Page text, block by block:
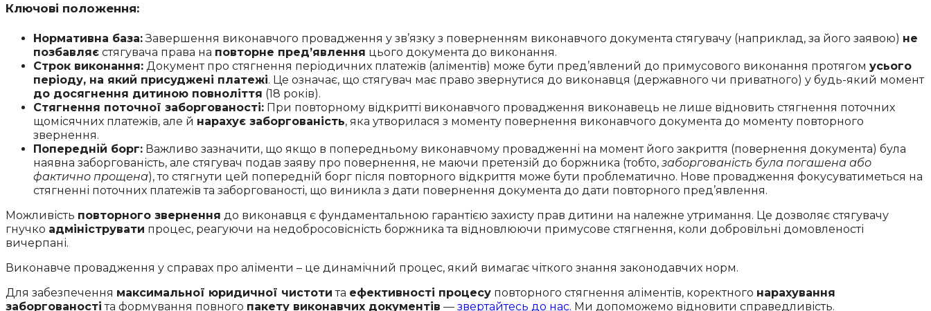
Ключові положення:
Нормативна база:Завершення виконавчого провадження у зв’язку з поверненням виконавчого документа стягувачу (наприклад, за його заявою) не
позбавляє стягувача права на повторне пред’явлення цього документа до виконання.
Строк виконання: Документ про стягнення періодичних платежів (аліментів) може бути пред’явлений до примусового виконання протягом усього
періоду, на який присуджені платежі. Це означає, що стягувач має право звернутися до виконавця (державного чи приватного) у будь-який момент
до досягнення дитиною повноліття (18 років).
Стягнення поточної заборгованості: При повторному відкритті виконавчого провадження виконавець не лише відновить стягнення поточних
щомісячних платежів, але й нарахує заборгованість, яка утворилася з моменту повернення виконавчого документа до моменту повторного
звернення.
Попередній борг: Важливо зазначити, що якщо в попередньому виконавчому провадженні на момент його закриття (повернення документа) була
наявна заборгованість, але стягувач подав заяву про повернення, не маючи претензій до боржника (тобто, заборгованість була погашена або
фактично прощена), то стягнути цей попередній борг після повторного відкриття може бути проблематично. Нове провадження фокусуватиметься на
стягненні поточних платежів та заборгованості, що виникла з дати повернення документа до дати повторного пред’явлення.
Можливість повторного звернення до виконавця є фундаментальною гарантією захисту прав дитини на належне утримання. Це дозволяє стягувачу
гнучко адмініструвати процес, реагуючи на недобросовісність боржника та відновлюючи примусове стягнення, коли добровільні домовленості
вичерпані.
Виконавче провадження у справах про аліменти – це динамічний процес, який вимагає чіткого знання законодавчих норм.
Для забезпечення максимальної юридичної чистоти та ефективності процесу повторного стягнення аліментів, коректного нарахування
заборгованості та формування повного пакету виконавчих документів — звертайтесь до нас. Ми допоможемо відновити справедливість.